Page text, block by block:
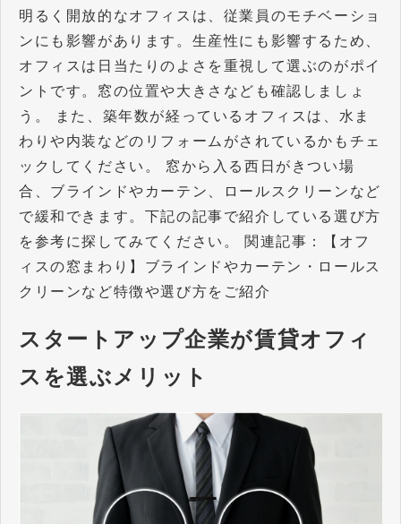
明るく開放的なオフィスは、従業員のモチベーショ
ンにも影響があります。生産性にも影響するため、
オフィスは日当たりのよさを重視して選ぶのがポイ
ントです。窓の位置や大きさなども確認しましょ
う。 また、築年数が経っているオフィスは、水ま
わりや内装などのリフォームがされているかもチェ
ックしてください。 窓から入る西日がきつい場
合、ブラインドやカーテン、ロールスクリーンなど
で緩和できます。下記の記事で紹介している選び方
を参考に探してみてください。 関連記事：【オフ
ィスの窓まわり】ブラインドやカーテン・ロールス
クリーンなど特徴や選び方をご紹介
スタートアップ企業が賃貸オフィ
スを選ぶメリット